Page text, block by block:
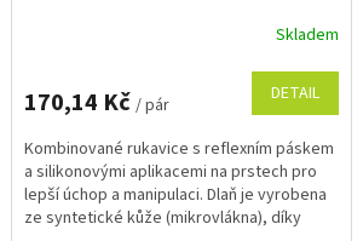
Skladem
170,14 Kč / pár DETAIL
Kombinované rukavice s reflexním páskem
a silikonovými aplikacemi na prstech pro
lepší úchop a manipulaci. Dlaň je vyrobena
ze syntetické kůže (mikrovlákna), díky